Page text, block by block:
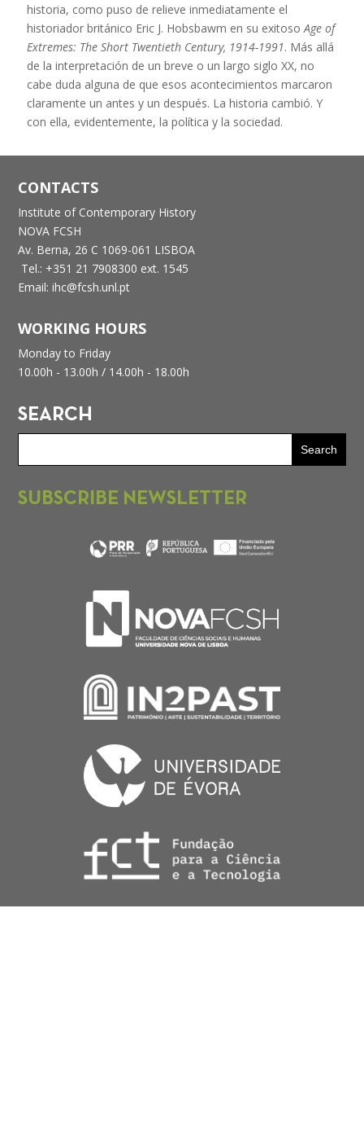
historia, como puso de relieve inmediatamente el
historiador británico Eric J. Hobsbawm en su exitosoAge of
Extremes: The Short Twentieth Century, 1914-1991. Más allá
de la interpretación de un breve o un largo siglo XX, no
cabe duda alguna de que esos acontecimientos marcaron
claramente un antes y un después. La historia cambió. Y
con ella, evidentemente, la política y la sociedad.
CONTACTS
Institute of Contemporary History
NOVA FCSH
Av. Berna, 26 C 1069-061 LISBOA
Tel.: +351 21 7908300 ext. 1545
Email: ihc@fcsh.unl.pt
WORKING HOURS
Monday to Friday
10.00h - 13.00h / 14.00h - 18.00h
SEARCH
SUBSCRIBE NEWSLETTER